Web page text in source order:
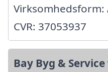
Virksomhedsform:
CVR: 37053937
Bay Byg &